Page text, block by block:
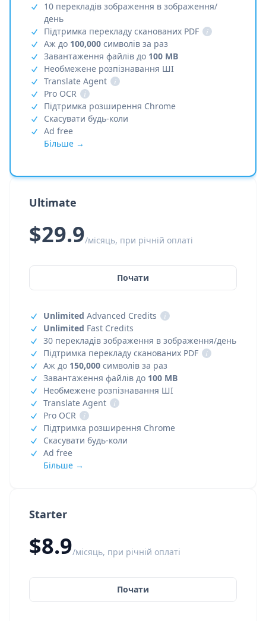
Starter
$8.9/місяць, при річній оплаті
Почати
10 перекладів зображення в зображення/
день
Підтримка перекладу сканованих PDF
i
Аж до 100,000 символів за раз
Завантаження файлів до 100 MB
Необмежене розпізнавання ШІ
Translate Agent
i
Pro OCR
i
Підтримка розширення Chrome
Скасувати будь-коли
Ad free
Більше →
Ultimate
$29.9/місяць, при річній оплаті
Почати
Unlimited Advanced Credits
i
Unlimited Fast Credits
30 перекладів зображення в зображення/день
Підтримка перекладу сканованих PDF
i
Аж до 150,000 символів за раз
Завантаження файлів до 100 MB
Необмежене розпізнавання ШІ
Translate Agent
i
Pro OCR
i
Підтримка розширення Chrome
Скасувати будь-коли
Ad free
Більше →